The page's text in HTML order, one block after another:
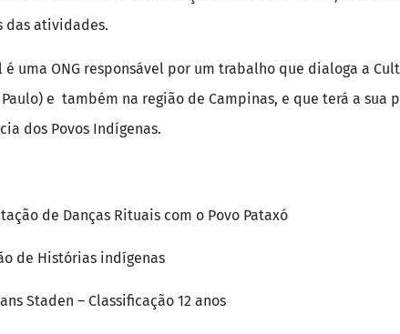
das atividades.
é uma ONG responsável por um trabalho que dialoga a
e também na região de Campinas, e que terá a sua
dos Povos Indígenas.
de Danças Rituais com o Povo Pataxó
de Histórias indígenas
Staden – Classificação 12 anos